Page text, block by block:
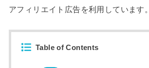
アフィリエイト広告を利用しています。
Table of Contents